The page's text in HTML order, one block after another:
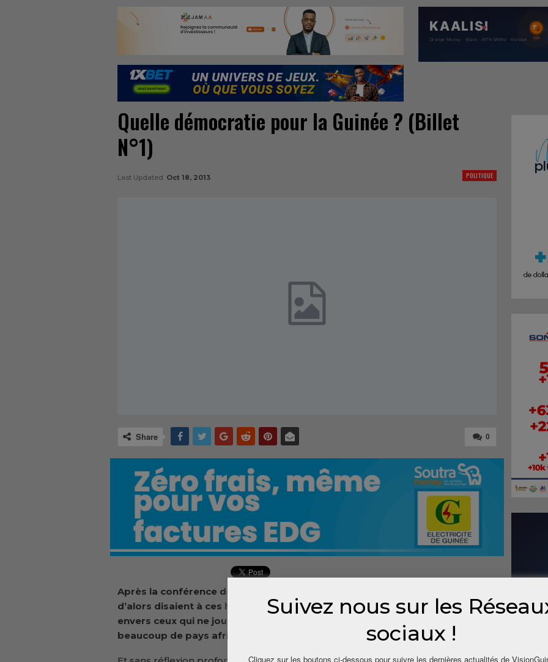
Quelle démocratie pour la Guinée ? (Billet
N°1)
POLITIQUE
Last Updated Oct 18, 2013
0
Share
Après la conférence de la Baule au cours de laquelle le président français
d’alors disaient à ces hôtes africains que l’aide sera désormais plus tiède
envers ceux qui ne joueront pas le jeu démocratique, la Guinée comme
beaucoup de pays africains a pris de plein fouet le multipartisme.
Suivez nous sur les
sociaux !
Cliquez sur les boutons ci-dessous pour suivre les dernières actualités de